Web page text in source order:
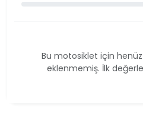
Bu motosiklet için henüz
eklenmemiş. İlk